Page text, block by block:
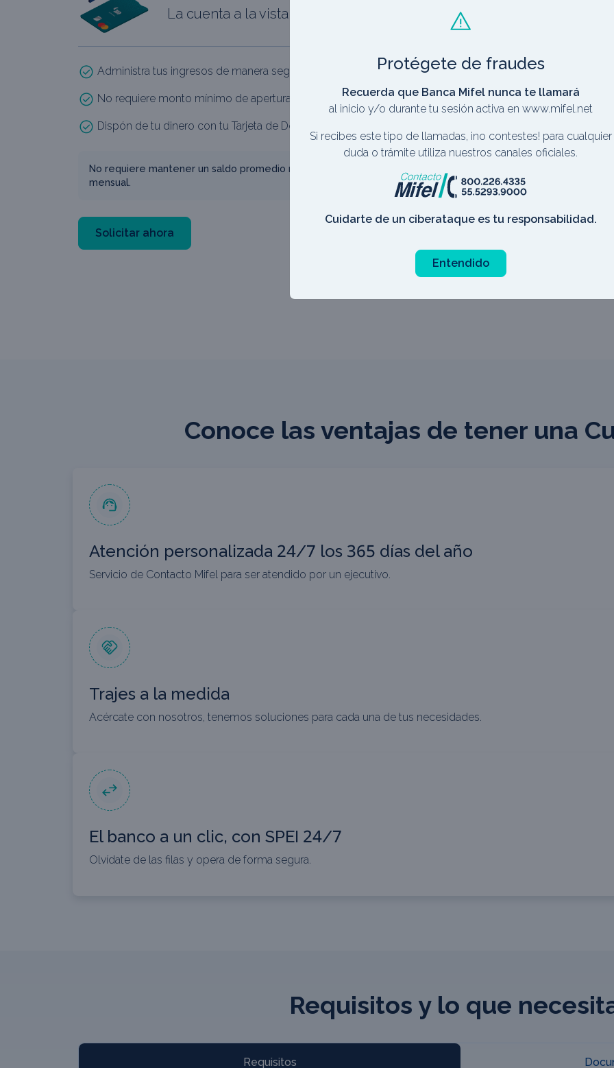
La cuenta a la vista que funciona, si eliges recibir aquí tu salario.
Administra tus ingresos de manera segura, fácil y rápida
No requiere monto mínimo de apertura y sin comisiones
Dispón de tu dinero con tu Tarjeta de Débito Mifel
No requiere mantener un saldo promedio mínimo
mensual.
intereses
Solicitar ahora
Conoce las ventajas de tener una
Atención personalizada 24/7 los 365 días del año
Servicio de Contacto Mifel para ser atendido por un ejecutivo.
Trajes a la medida
Acércate con nosotros, tenemos soluciones para cada una de tus necesidades.
El banco a un clic, con SPEI 24/7
Olvídate de las filas y opera de forma segura.
Requisitos y lo que
Requisitos
Protégete de fraudes
Recuerda que Banca Mifel nunca te llamará
al inicio y/o durante tu sesión activa en www.mifel.net
Si recibes este tipo de llamadas, ¡no contestes! para cualquier
duda o trámite utiliza nuestros canales oficiales.
Cuidarte de un ciberataque es tu responsabilidad.
Entendido